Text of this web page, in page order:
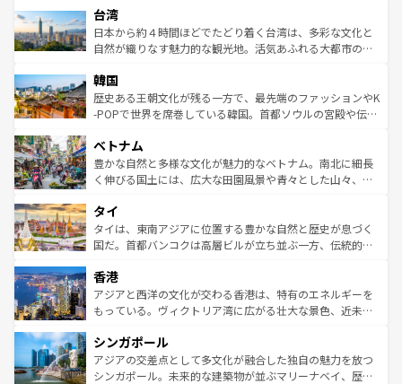
人々、おいしいローカルフードやハワイアンミュージッ
ク、伝統的なフラダンスなど、すべてがハワイの魅力を彩
っている。訪れるたびに新しい発見と感動が待っているハ
はコンテンツ一覧
リアリーフや大陸中央部にそびえるウルル（エアーズロッ
ク）、タスマニアの美しい原生林やケアンズの熱帯雨林な
ど、見どころがたくさん。また、カフェやワイン、オージ
いる。アクティビティも充実しており、サーフィンやダイ
ビング、ハイキングなど、アウトドア好きにはたまらな
い。オーストラリアの多彩な魅力を存分に味わいつくそ
参照してほしい。
台湾
日本から約４時間ほどでたどり着く台湾は、多彩な文化と
自然が織りなす魅力的な観光地。活気あふれる大都市の台
ン）、静ひつな山岳地帯である台湾東部など、都市の喧騒
と山間の静けさが共存しており、訪れる人に新しい発見と
驚きをもたらしてくれる。また、奥深い台湾の食文化も魅
容にもいいと評判のスイーツなど、バラエティ豊かな料理
が味わえる。 なお、新着の台湾情報は コンテンツ一覧を参
照してほしい。
韓国
歴史ある王朝文化が残る一方で、最先端のファッションやK
-POPで世界を席巻している韓国。首都ソウルの宮殿や伝統
き、地方に足を延ばせば四季折々の自然美を楽しむことが
できる。そして、キムチや焼肉、絶品のストリートフード
まで、さまざまな韓国料理が待っている。夜には、韓国な
リティに包まれながら、韓国の多彩な魅力を心ゆくまで味
わってみてほしい。 なお、新着の韓国情報はコンテンツ一
覧を参照してほしい。
ベトナム
豊かな自然と多様な文化が魅力的なベトナム。南北に細長
く伸びる国土には、広大な田園風景や青々とした山々、世
急速な発展と共に伝統が息づく。ハノイの古い町並みやホ
ーチミン市のフランス統治時代の建物も、独特の雰囲気を
醸し出している。また、バラエティの豊かさとおいしさで
とつ。フォーやバインミー、ベトナムコーヒーなどは、ぜ
ひ現地で味わいたい。どの地域を訪れてもあたたかい人々
が旅行者を迎えてくれるので、きっと忘れられない旅にな
参照してほしい。
タイ
タイは、東南アジアに位置する豊かな自然と歴史が息づく
国だ。首都バンコクは高層ビルが立ち並ぶ一方、伝統的な
の活気が交差している。北部ではチェンマイなどの山岳地
帯で自然と触れ合い、南部ではプーケットやクラビの美し
いビーチでリゾート気分を楽しむことができる。タイ料理
激する。気候は一年中温暖で、どの季節にも異なる楽しみ
が待っている。親しみやすいタイの人々、仏教を中心とし
た文化、そして多様な観光資源が、訪れる旅人を魅了し続
香港
アジアと西洋の文化が交わる香港は、特有のエネルギーを
もっている。ヴィクトリア湾に広がる壮大な景色、近未来
み、どこを訪れても感動するはず。観光スポットが密集し
ており、効率よく見どころを回れるのも魅力。息をのむよ
うな絶景から文化的な体験まで、香港を存分に楽しみ尽く
シンガポール
アジアの交差点として多文化が融合した独自の魅力を放つ
シンガポール。未来的な建築物が並ぶマリーナベイ、歴史